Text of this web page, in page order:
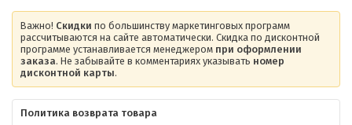
Важно! Скидки по большинству маркетинговых программ
рассчитываются на сайте автоматически. Скидка по дисконтной
программе устанавливается менеджером при оформлении
заказа. Не забывайте в комментариях указывать номер
дисконтной карты.
Политика возврата товара